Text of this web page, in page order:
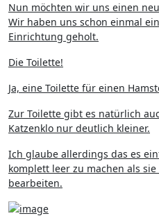
Nun möchten wir uns einen
Wir haben uns schon einmal
Einrichtung geholt.
Die Toilette!
Ja, eine Toilette für einen
Zur Toilette gibt es natürlich
Katzenklo nur deutlich kleiner.
Ich glaube allerdings das es
komplett leer zu machen als
bearbeiten.